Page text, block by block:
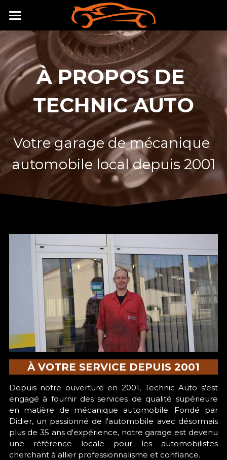
ACCUEIL
SERVICES
OCCASIONS
À PROPOS
CONTACT
RECRUTEMENT
02 40 42 84 03
À PROPOS DE
TECHNIC AUTO
Votre garage de mécanique
automobile local depuis 2001
À VOTRE SERVICE DEPUIS 2001
Depuis notre ouverture en 2001, Technic Auto s'est
engagé à fournir des services de qualité supérieure
en matière de mécanique automobile. Fondé par
Didier, un passionné de l'automobile avec désormais
plus de 35 ans d'expérience, notre garage est devenu
une référence locale pour les automobilistes
cherchant à allier professionnalisme et confiance.